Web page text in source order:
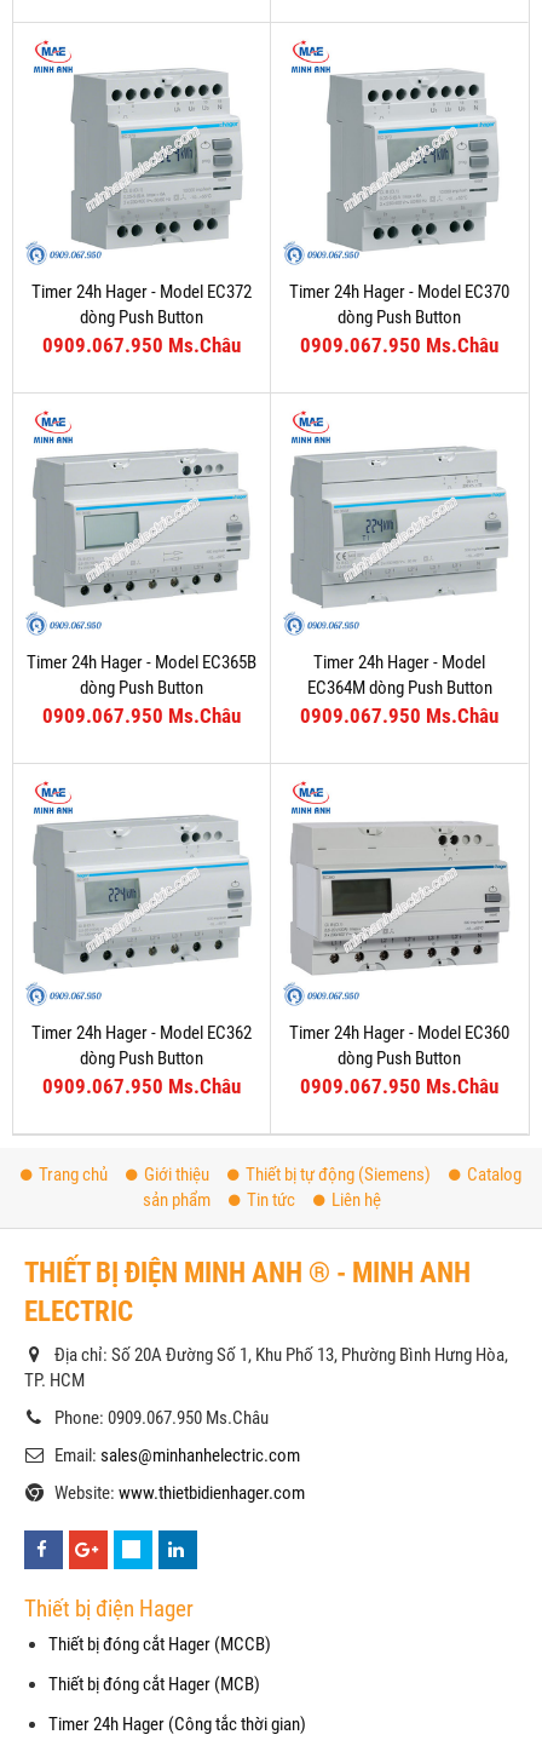
Timer 24h Hager - Model EC372
dòng Push Button
0909.067.950 Ms.Châu
Timer 24h Hager - Model EC370
dòng Push Button
0909.067.950 Ms.Châu
Timer 24h Hager - Model EC365B
dòng Push Button
0909.067.950 Ms.Châu
Timer 24h Hager - Model
EC364M dòng Push Button
0909.067.950 Ms.Châu
Timer 24h Hager - Model EC362
dòng Push Button
0909.067.950 Ms.Châu
Timer 24h Hager - Model EC360
dòng Push Button
0909.067.950 Ms.Châu
Trang chủ Giới thiệu Thiết bị tự động (Siemens)
Catalog
sản phẩm
Tin tức Liên hệ
THIẾT BỊ ĐIỆN MINH ANH ® - MINH ANH
ELECTRIC
Địa chỉ: Số 20A Đường Số 1, Khu Phố 13, Phường Bình Hưng Hòa,
TP. HCM
Phone: 0909.067.950 Ms.Châu
Email: sales@minhanhelectric.com
Website: www.thietbidienhager.com
Thiết bị điện Hager
Thiết bị đóng cắt Hager (MCCB)
Thiết bị đóng cắt Hager (MCB)
Timer 24h Hager (Công tắc thời gian)